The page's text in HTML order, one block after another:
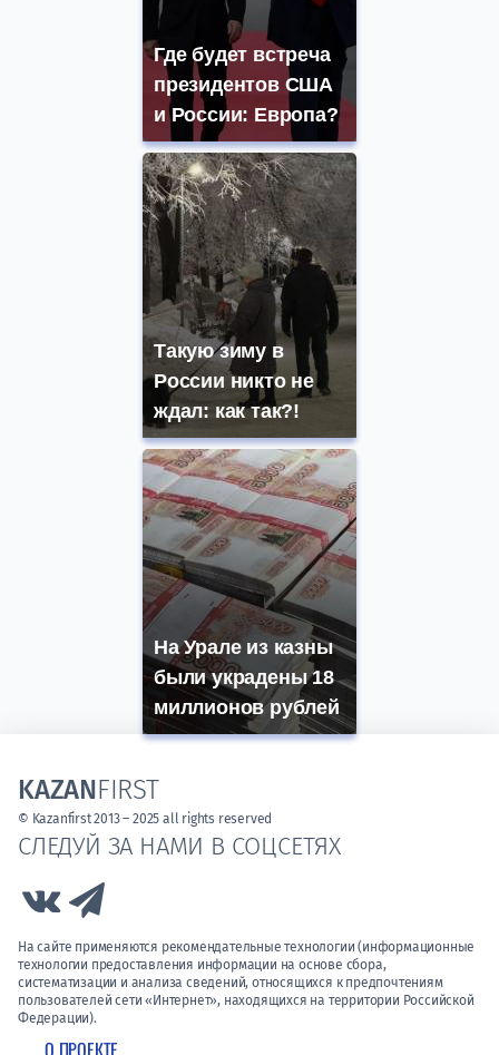
Где будет встреча
президентов США
и России: Европа?
Такую зиму в
России никто не
ждал: как так?!
На Урале из казны
были украдены 18
миллионов рублей
О ПРОЕКТЕ
СЛЕДУЙ ЗА НАМИ В СОЦСЕТЯХ
Link to Vk
На сайте применяются рекомендательные технологии (информационные
технологии предоставления информации на основе сбора,
систематизации и анализа сведений, относящихся к предпочтениям
пользователей сети «Интернет», находящихся на территории Российской
Федерации).
KAZANFIRST
© Kazanfirst 2013 – 2025 all rights reserved